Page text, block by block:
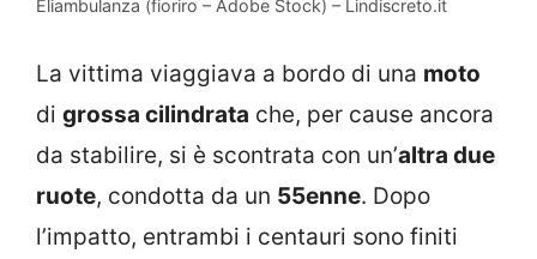
Eliambulanza (fioriro – Adobe Stock) – Lindiscreto.it
La vittima viaggiava a bordo di una moto
di grossa cilindrata che, per cause ancora
da stabilire, si è scontrata con un’altra due
ruote, condotta da un 55enne. Dopo
l’impatto, entrambi i centauri sono finiti